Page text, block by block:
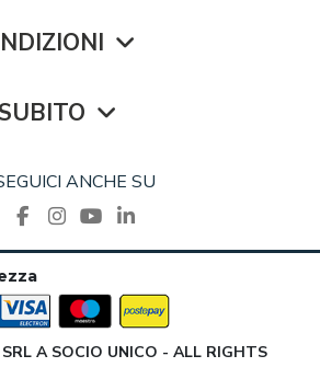
ANCHE SU
A SOCIO UNICO - ALL RIGHTS